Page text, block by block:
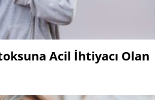
Acil İhtiyacı Olan